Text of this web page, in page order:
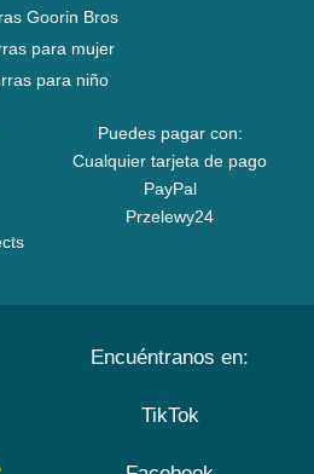
Goorin Bros
para mujer
para niño
Puedes pagar con:
Cualquier tarjeta de pago
PayPal
Przelewy24
Encuéntranos en:
TikTok